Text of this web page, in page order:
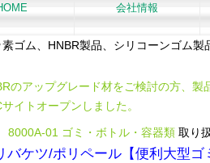
会社情報
素ゴム、HNBR製品、シリコーンゴム製
のアップグレード材をご検討の方、製
サイトオープンしました。
01 ゴミ・ボトル・容器類取り
バケツ/ポリペール【便利大型ゴ